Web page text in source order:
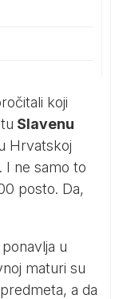
koji
Slavenu
Hrvatskoj
I ne samo to
posto. Da,
u
maturi su
a da